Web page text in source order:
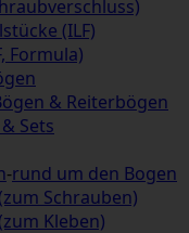
(ILF)
Formula)
& Reiterbögen
Sets
-rund um den Bogen
Schrauben)
Kleben)